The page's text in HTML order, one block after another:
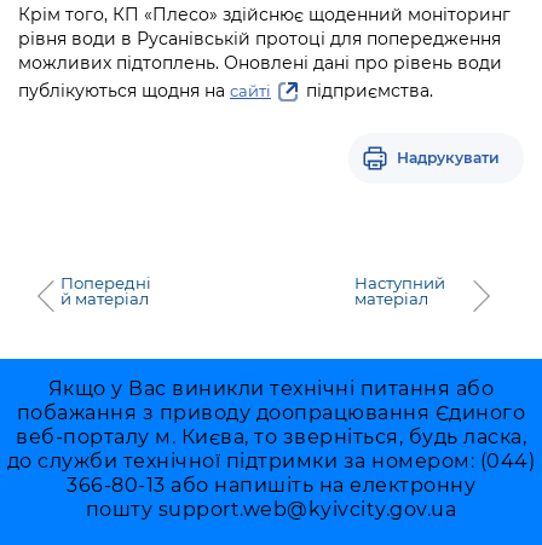
Регуляторна діяльність
Промисловість і наука Києва
Гендерна політика
Київська міська військова адміністрація
Ритуальні послуги
Іноземцям / For foreigners
Міський застосунок Київ Цифровий
Рада з питань внутрішньо переміщених
осіб при Київській міській військовій
адміністрації
Звіти про опрацювання запитів на
публічну інформацію
Інформація для споживачів
Контакти для медіа / Contacts for mass
media
Крім того, КП «Плесо» здійснює щоденний моніторинг
рівня води в Русанівській протоці для попередження
можливих підтоплень. Оновлені дані про рівень води
публікуються щодня на сайті підприємства.
Надрукувати
Попередні
й матеріал
Наступний
матеріал
Якщо у Вас виникли технічні питання або
побажання з приводу доопрацювання Єдиного
веб-порталу м. Києва, то зверніться, будь ласка,
до служби технічної підтримки за номером: (044)
366-80-13 або напишіть на електронну
пошту support.web@kyivcity.gov.ua